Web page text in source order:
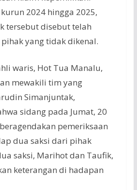
2024 hingga 2025,
tersebut disebut telah
yang tidak dikenal.
waris, Hot Tua Manalu,
mewakili tim yang
Simanjuntak,
sidang pada Jumat, 20
pemeriksaan
dua saksi dari pihak
saksi, Marihot dan Taufik,
keterangan di hadapan